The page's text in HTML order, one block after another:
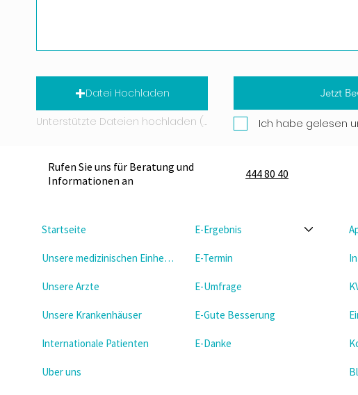
Jetzt
Datei Hochladen
Unterstützte Dateien hochladen (Max. 15 MB) Ich habe gelesen
Rufen Sie uns für Beratung und
Informationen an
444 80 40
Startseite
Unsere medizinischen Einheiten
Unsere Arzte
Unsere Krankenhäuser
Internationale Patienten
Uber uns
E-Ergebnis
E-Termin
E-Umfrage
E-Gute Besserung
E-Danke